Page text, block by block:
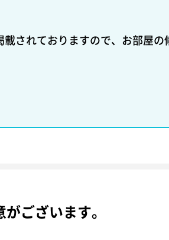
されておりますので、お部屋の
ございます。